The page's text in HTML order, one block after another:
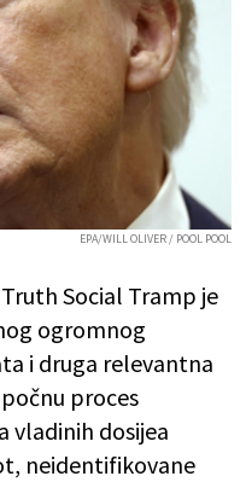
EPA/WILL OLIVER / POOL POOL
Social Tramp je
ogromnog
i druga relevantna
proces
vladinih dosijea
neidentifikovane